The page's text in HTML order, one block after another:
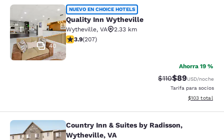
Quality Inn Wytheville
40
NUEVO EN CHOICE HOTELS
Quality Inn Wytheville
Wytheville, VA
2.33 km
calificación de 3.91 estrellas. Bueno. 207 reseñas
3.9(207)
Ahorra 19 %
Precio tachado:
$110Precio con
$89USD/noche
Tarifa para socios
Ver detalles
$103 total
Country Inn & Suites by Radisson,
Country Inn & Suites by Radisson,
Wytheville, VA